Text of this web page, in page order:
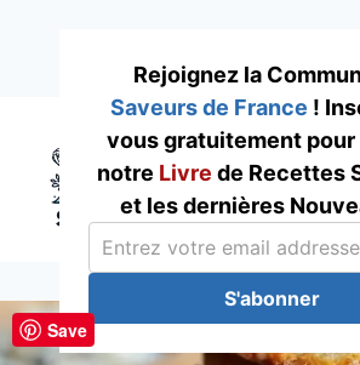
content
Rejoignez la
Saveurs de France !
vous gratuitement
notre Livre de Recettes
et les dernières
S'abonner
Save